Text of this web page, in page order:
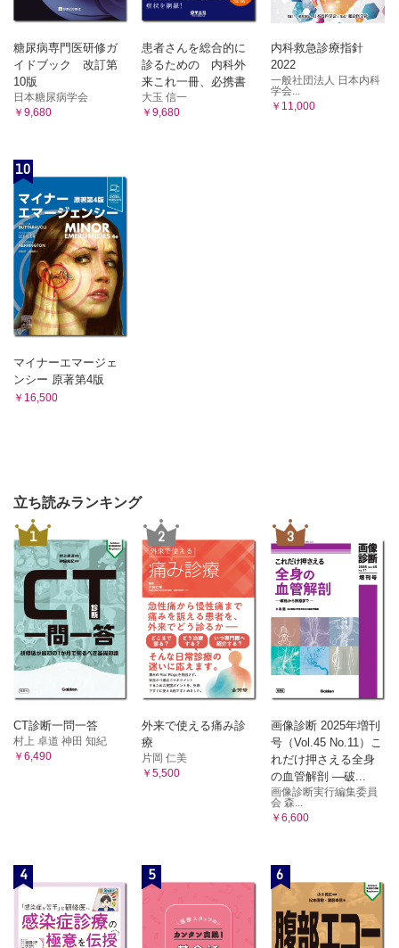
糖尿病専門医研修ガ
イドブック 改訂第
10版
日本糖尿病学会
￥9,680
患者さんを総合的に
診るための 内科外
来これ一冊、必携書
大玉 信一
￥9,680
内科救急診療指針
2022
一般社団法人 日本内科
学会...
￥11,000
10
マイナーエマージェ
ンシー 原著第4版
￥16,500
立ち読みランキング
1
CT診断一問一答
村上 卓道 神田 知紀
￥6,490
2
外来で使える痛み診
療
片岡 仁美
￥5,500
3
画像診断 2025年増刊
号（Vol.45 No.11）こ
れだけ押さえる全身
の血管解剖 ―破...
画像診断実行編集委員
会 森...
￥6,600
4 5 6